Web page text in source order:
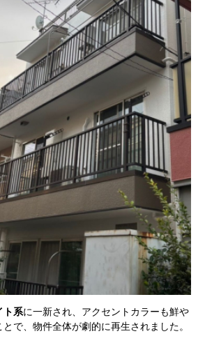
ト系に一新され、アクセントカラーも鮮や
で、物件全体が劇的に再生されました。